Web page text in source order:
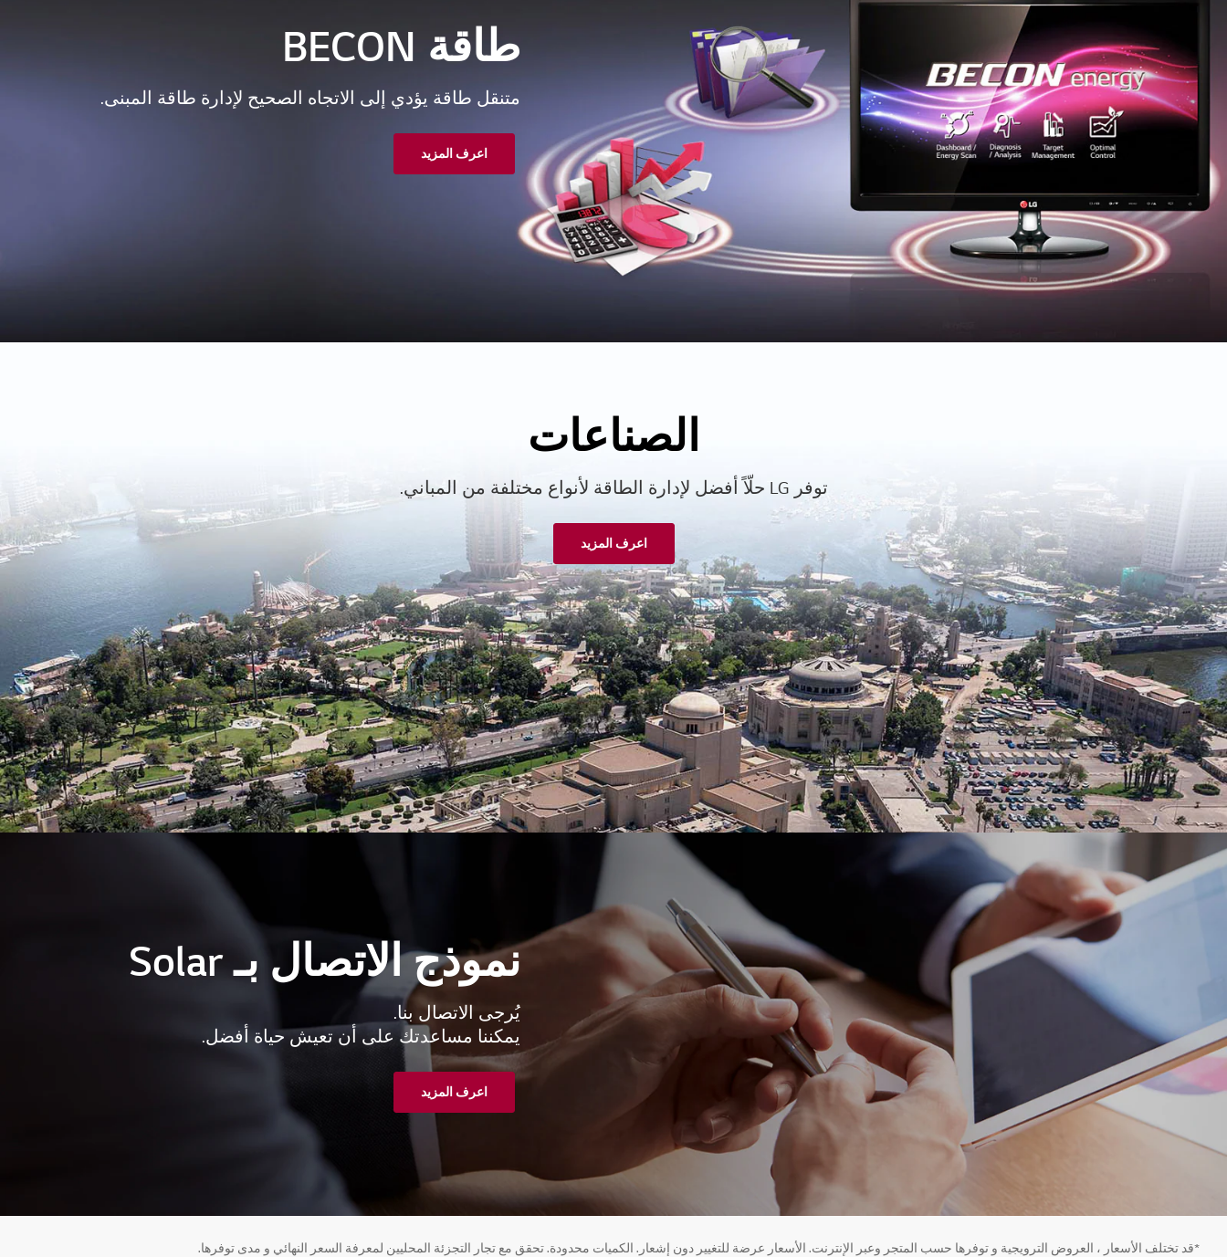
طاقة BECON
متنقل طاقة يؤدي إلى الاتجاه الصحيح لإدارة طاقة المبنى.
اعرف المزيد
الصناعات
توفر LG حلّاً أفضل لإدارة الطاقة لأنواع مختلفة من المباني.
اعرف المزيد
نموذج الاتصال بـ Solar
يُرجى الاتصال بنا.
يمكننا مساعدتك على أن تعيش حياة أفضل.
اعرف المزيد
*قد تختلف الأسعار ، العروض الترويجية و توفرها حسب المتجر وعبر الإنترنت. الأسعار عرضة للتغيير دون إشعار. الكميات محدودة. تحقق مع تجار التجزئة المحليين لمعرفة السعر النهائي و مدى توفرها.